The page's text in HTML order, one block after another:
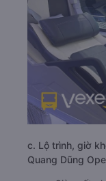
c. Lộ trình, giờ
Quang Dũng